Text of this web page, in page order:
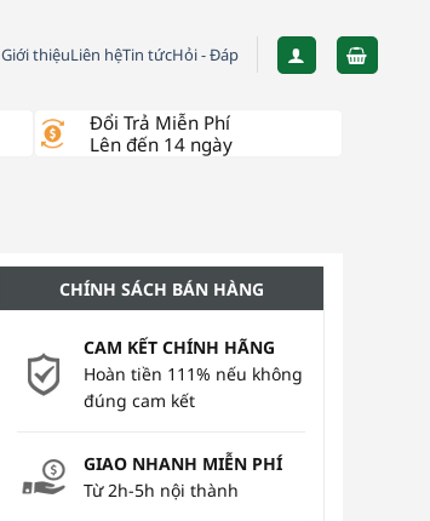
Giới thiệuLiên hệTin tứcHỏi - Đáp
Đổi Trả Miễn Phí
Lên đến 14 ngày
CHÍNH SÁCH BÁN HÀNG
CAM KẾT CHÍNH HÃNG
Hoàn tiền 111% nếu không
đúng cam kết
GIAO NHANH MIỄN PHÍ
Từ 2h-5h nội thành